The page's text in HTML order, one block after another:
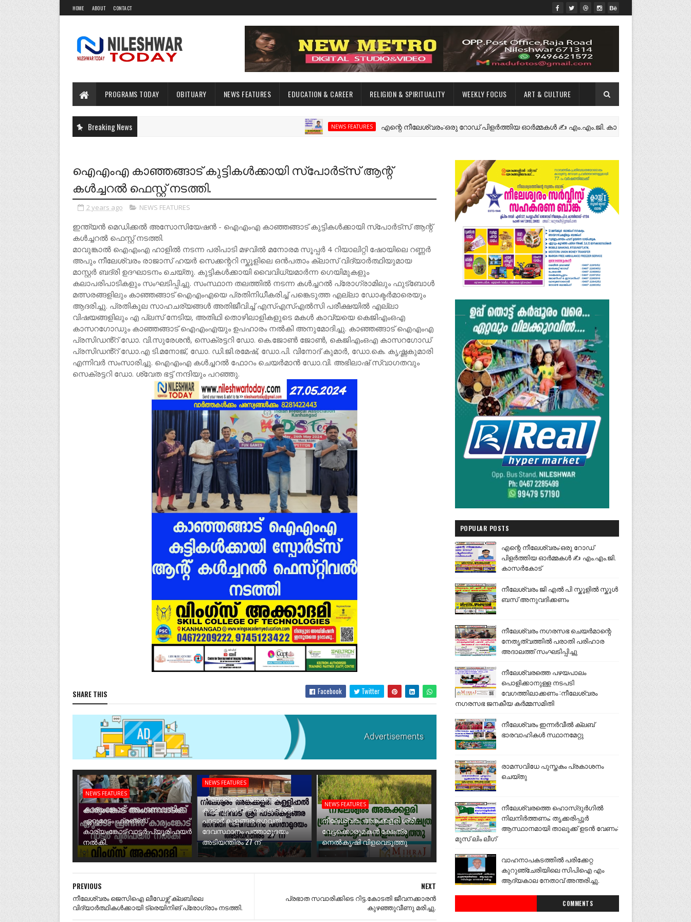
HOME ABOUT CONTACT
PROGRAMS TODAY OBITUARY NEWS FEATURES EDUCATION & CAREER RELIGION & SPIRITUALITY WEEKLY FOCUS ART & CULTURE
Breaking News NEWS FEATURES എന്റെ നീലേശ്വരം:ഒരു റോഡ് പിളർത്തിയ ഓർമ്മകൾ ✍️ എം.എം.ജി. കാസർകോട് NEWS
ഐഎംഎ കാഞ്ഞങ്ങാട് കുട്ടികൾക്കായി സ്പോർട്സ് ആന്റ്
കൾച്ചറൽ ഫെസ്റ്റ് നടത്തി.
2 years ago NEWS FEATURES
ഇന്ത്യൻ മെഡിക്കൽ അസോസിയേഷൻ - ഐഎംഎ കാഞ്ഞങ്ങാട് കുട്ടികൾക്കായി സ്പോർട്സ് ആന്റ്
കൾച്ചറൽ ഫെസ്റ്റ് നടത്തി.
മാവുങ്കാൽ ഐഎംഎ ഹാളിൽ നടന്ന പരിപാടി മഴവിൽ മനോരമ സൂപ്പർ 4 റിയാലിറ്റി ഷോയിലെ റണ്ണർ
അപും നീലേശ്വരം രാജാസ് ഹയർ സെക്കന്ററി സ്കൂളിലെ ഒൻപതാം ക്ലാസ് വിദ്യാർത്ഥിയുമായ
മാസ്റ്റർ ബദ്രി ഉദഘാടനം ചെയ്തു. കുട്ടികൾക്കായി വൈവിധ്യമാർന്ന ഗെയിമുകളും
കലാപരിപാടികളും സംഘടിപ്പിച്ചു. സംസ്ഥാന തലത്തിൽ നടന്ന കൾച്ചറൽ പ്രോഗ്രാമിലും ഫുട്ബോൾ
മത്സരങ്ങളിലും കാഞ്ഞങ്ങാട് ഐഎംഎയെ പ്രതിനിധീകരിച്ച് പങ്കെടുത്ത എല്ലാ ഡോക്ടർമാരെയും
ആദരിച്ചു. പ്രതികൂല സാഹചര്യങ്ങൾ അതിജീവിച്ച് എസ്എസ്എൽസി പരീക്ഷയിൽ എല്ലാ
വിഷയങ്ങളിലും എ പ്ലസ് നേടിയ, അതിഥി തൊഴിലാളികളുടെ മകൾ കാവ്യയെ കെജിഎംഒഎ
കാസറഗോഡും കാഞ്ഞങ്ങാട് ഐഎംഎയും ഉപഹാരം നൽകി അനുമോദിച്ചു. കാഞ്ഞങ്ങാട് ഐഎംഎ
പ്രസിഡൻ്റ് ഡോ. വി.സുരേശൻ, സെക്രട്ടറി ഡോ. കെ.ജോൺ ജോൺ, കെജിഎംഒഎ കാസറഗോഡ്
പ്രസിഡൻ്റ് ഡോ.എ ടി.മനോജ്, ഡോ. ഡി.ജി.രമേഷ്, ഡോ.പി. വിനോദ് കുമാർ, ഡോ.കെ. കൃഷ്ണകുമാരി
എന്നിവർ സംസാരിച്ചു. ഐഎംഎ കൾച്ചറൽ ഫോറം ചെയർമാൻ ഡോ.വി. അഭിലാഷ് സ്വാഗതവും
സെക്രട്ടറി ഡോ. ശ്വേത ഭട്ട് നന്ദിയും പറഞ്ഞു.
SHARE THIS Facebook Twitter
NEWS FEATURES
കാര്യംങ്കോട് അംഗണവാടിക്ക്
ഏറുമാടം ഫ്രണ്ട്സ്
കാര്യംങ്കോട് വാട്ടർ പ്യൂരിഫയർ
നൽകി.
NEWS FEATURES
നീലേശ്വരം അങ്കക്കളരി
കള്ളിപ്പാൽ വീട് തറവാട് ശ്രീ
പാടാർകുളങ്ങര ഭഗവതി
ദേവസ്ഥാനം പത്താമുദയം
അടിയന്തിരം 27 ന്
NEWS FEATURES
നീലേശ്വരം അങ്കക്കളരി ശ്രീ
വേട്ടക്കൊരുമകൻ ക്ഷേത്ര
നെൽകൃഷി വിളവെടുത്തു
NEXT
പ്രഭാത സവാരിക്കിടെ റിട്ട.കോടതി ജീവനക്കാരൻ
കുഴഞ്ഞുവീണു മരിച്ചു.
PREVIOUS
നീലേശ്വരം ജെസിഐ ലീഡേഴ്സ് ക്ലബിലെ
വിദ്യാർത്ഥികൾക്കായി ട്രെയിനിങ് പ്രോഗ്രാം നടത്തി.
POPULAR POSTS
എന്റെ നീലേശ്വരം:ഒരു റോഡ്
പിളർത്തിയ ഓർമ്മകൾ ✍️ എം.എം.ജി.
കാസർകോട്
നീലേശ്വരം ജി എൽ പി സ്കൂളിൽ സ്കൂൾ
ബസ് അനുവദിക്കണം
നീലേശ്വരം നഗരസഭ ചെയർമാന്റെ
നേതൃത്വത്തിൽ പരാതി പരിഹാര
അദാലത്ത് സംഘടിപ്പിച്ചു
നീലേശ്വരത്തെ പഴയപാലം
പൊളിക്കാനുള്ള നടപടി
വേഗത്തിലാക്കണം :നീലേശ്വരം
നഗരസഭ ജനകീയ കർമ്മസമിതി
നീലേശ്വരം ഇന്നർവീൽ ക്ലബ്
ഭാരവാഹികൾ സ്ഥാനമേറ്റു
രാമസവിധേ പുസ്തകം പ്രകാശനം
ചെയ്തു
നീലേശ്വരത്തെ ഹൊസ്ദുർഗിൽ
നിലനിർത്തണം; തൃക്കരിപ്പൂർ
ആസ്ഥാനമായി താലൂക്ക് ഉടൻ വേണം:
മുസ് ലിം ലീഗ്
വാഹനാപകടത്തിൽ പരിക്കേറ്റ
കുറുഞ്ചേരിയിലെ സിപിഐ എം
ആദ്യകാല നേതാവ് അന്തരിച്ചു.
COMMENTS